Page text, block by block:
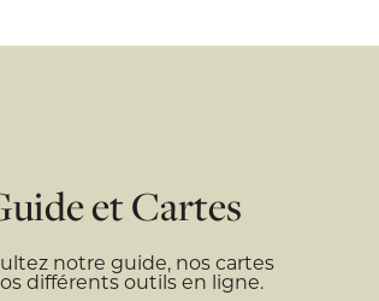
et Cartes
notre guide, nos cartes
différents outils en ligne.